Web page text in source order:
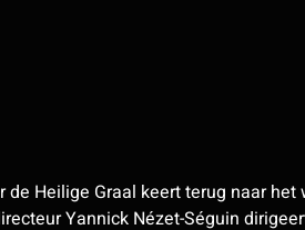
Heilige Graal keert terug naar het
Yannick Nézet-Séguin